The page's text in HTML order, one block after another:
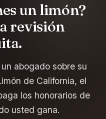
un limón?
revisión
abogado sobre su
de California, el
los honorarios de
usted gana.